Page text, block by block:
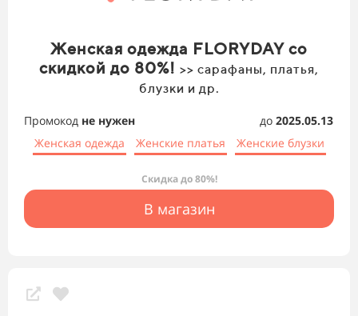
Женская одежда FLORYDAY со
скидкой до 80%! >> сарафаны, платья,
блузки и др.
Промокод не нужен до 2025.05.13
Женская одежда
Женские платья Женские блузки
Скидка до 80%!
В магазин